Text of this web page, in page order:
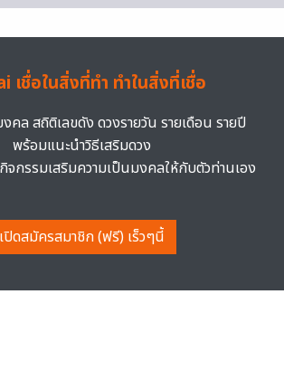
เชื่อในสิ่งที่ทำ ทำในสิ่งที่เชื่อ
งคล สถิติเลขดัง ดวงรายวัน รายเดือน รายปี
พร้อมแนะนำวิธีเสริมดวง
จกรรมเสริมความเป็นมงคลให้กับตัวท่านเอง
เปิดสมัครสมาชิก (ฟรี) เร็วๆนี้